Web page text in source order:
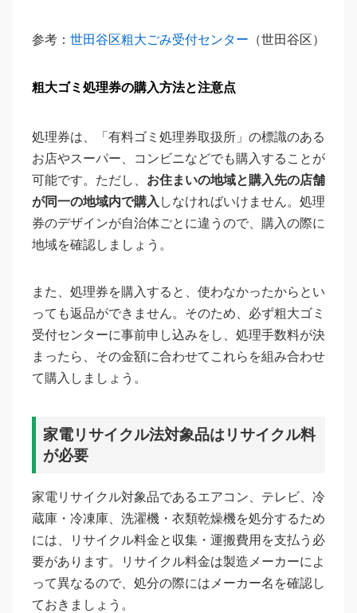
参考： 世田谷区粗大ごみ受付センター （世田谷区）
粗大ゴミ処理券の購入方法と注意点
処理券は、「有料ゴミ処理券取扱所」の標識のある
お店やスーパー、コンビニなどでも購入することが
可能です。ただし、 お住まいの地域と購入先の店舗
が同一の地域内で購入 しなければいけません。処理
券のデザインが自治体ごとに違うので、購入の際に
地域を確認しましょう。
また、処理券を購入すると、使わなかったからとい
っても返品ができません。そのため、必ず粗大ゴミ
受付センターに事前申し込みをし、処理手数料が決
まったら、その金額に合わせてこれらを組み合わせ
て購入しましょう。
家電リサイクル法対象品はリサイクル料
が必要
家電リサイクル対象品であるエアコン、テレビ、冷
蔵庫・冷凍庫、洗濯機・衣類乾燥機を処分するため
には、リサイクル料金と収集・運搬費用を支払う必
要があります。リサイクル料金は製造メーカーによ
って異なるので、処分の際にはメーカー名を確認し
ておきましょう。